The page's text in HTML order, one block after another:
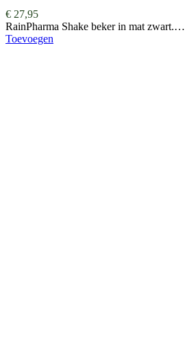
€ 27,95
RainPharma Shake beker in mat zwart.…
Toevoegen